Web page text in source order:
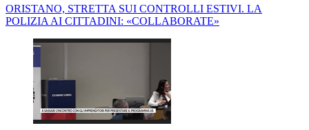
ORISTANO, STRETTA SUI CONTROLLI ESTIVI. LA
POLIZIA AI CITTADINI: «COLLABORATE»